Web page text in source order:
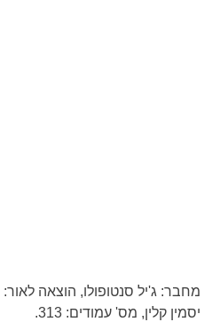
מחבר: ג'יל סנטופולו, הוצאה לאור:
יסמין קלין, מס' עמודים: 313.